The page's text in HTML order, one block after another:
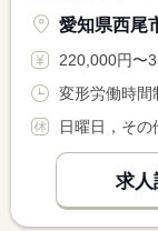
愛知県西尾
220,000円〜350,000円 ※フ
日曜日，その
求人